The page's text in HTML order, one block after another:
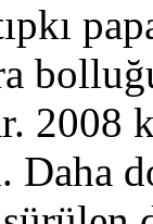
2008
Daha